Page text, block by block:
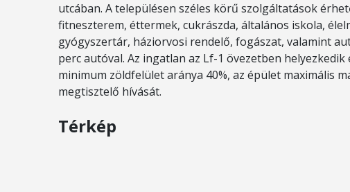
utcában. A településen széles körű szolgáltatások
fitneszterem, éttermek, cukrászda, általános iskola,
gyógyszertár, háziorvosi rendelő, fogászat, valamint
perc autóval. Az ingatlan az Lf-1 övezetben
minimum zöldfelület aránya 40%, az épület maximális
megtisztelő hívását.
Térkép